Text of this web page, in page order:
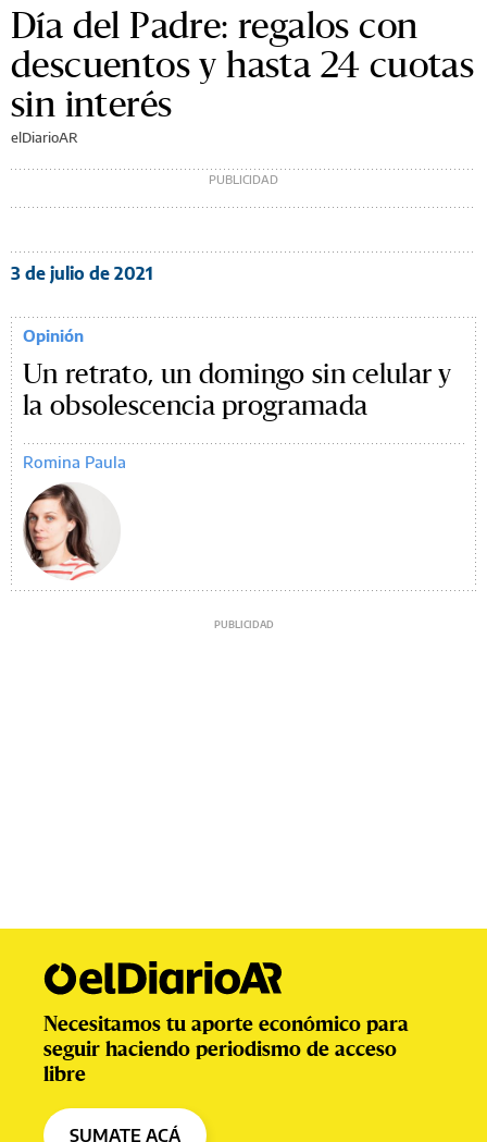
Día del Padre: regalos con
descuentos y hasta 24 cuotas
sin interés
elDiarioAR
3 de julio de 2021
Opinión
Un retrato, un domingo sin celular y
la obsolescencia programada
Romina Paula
Necesitamos tu aporte económico para
seguir haciendo periodismo de acceso
libre
SUMATE ACÁ